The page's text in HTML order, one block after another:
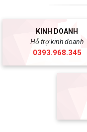
KINH DOANH
Hỗ trợ kinh doanh
0393.968.345